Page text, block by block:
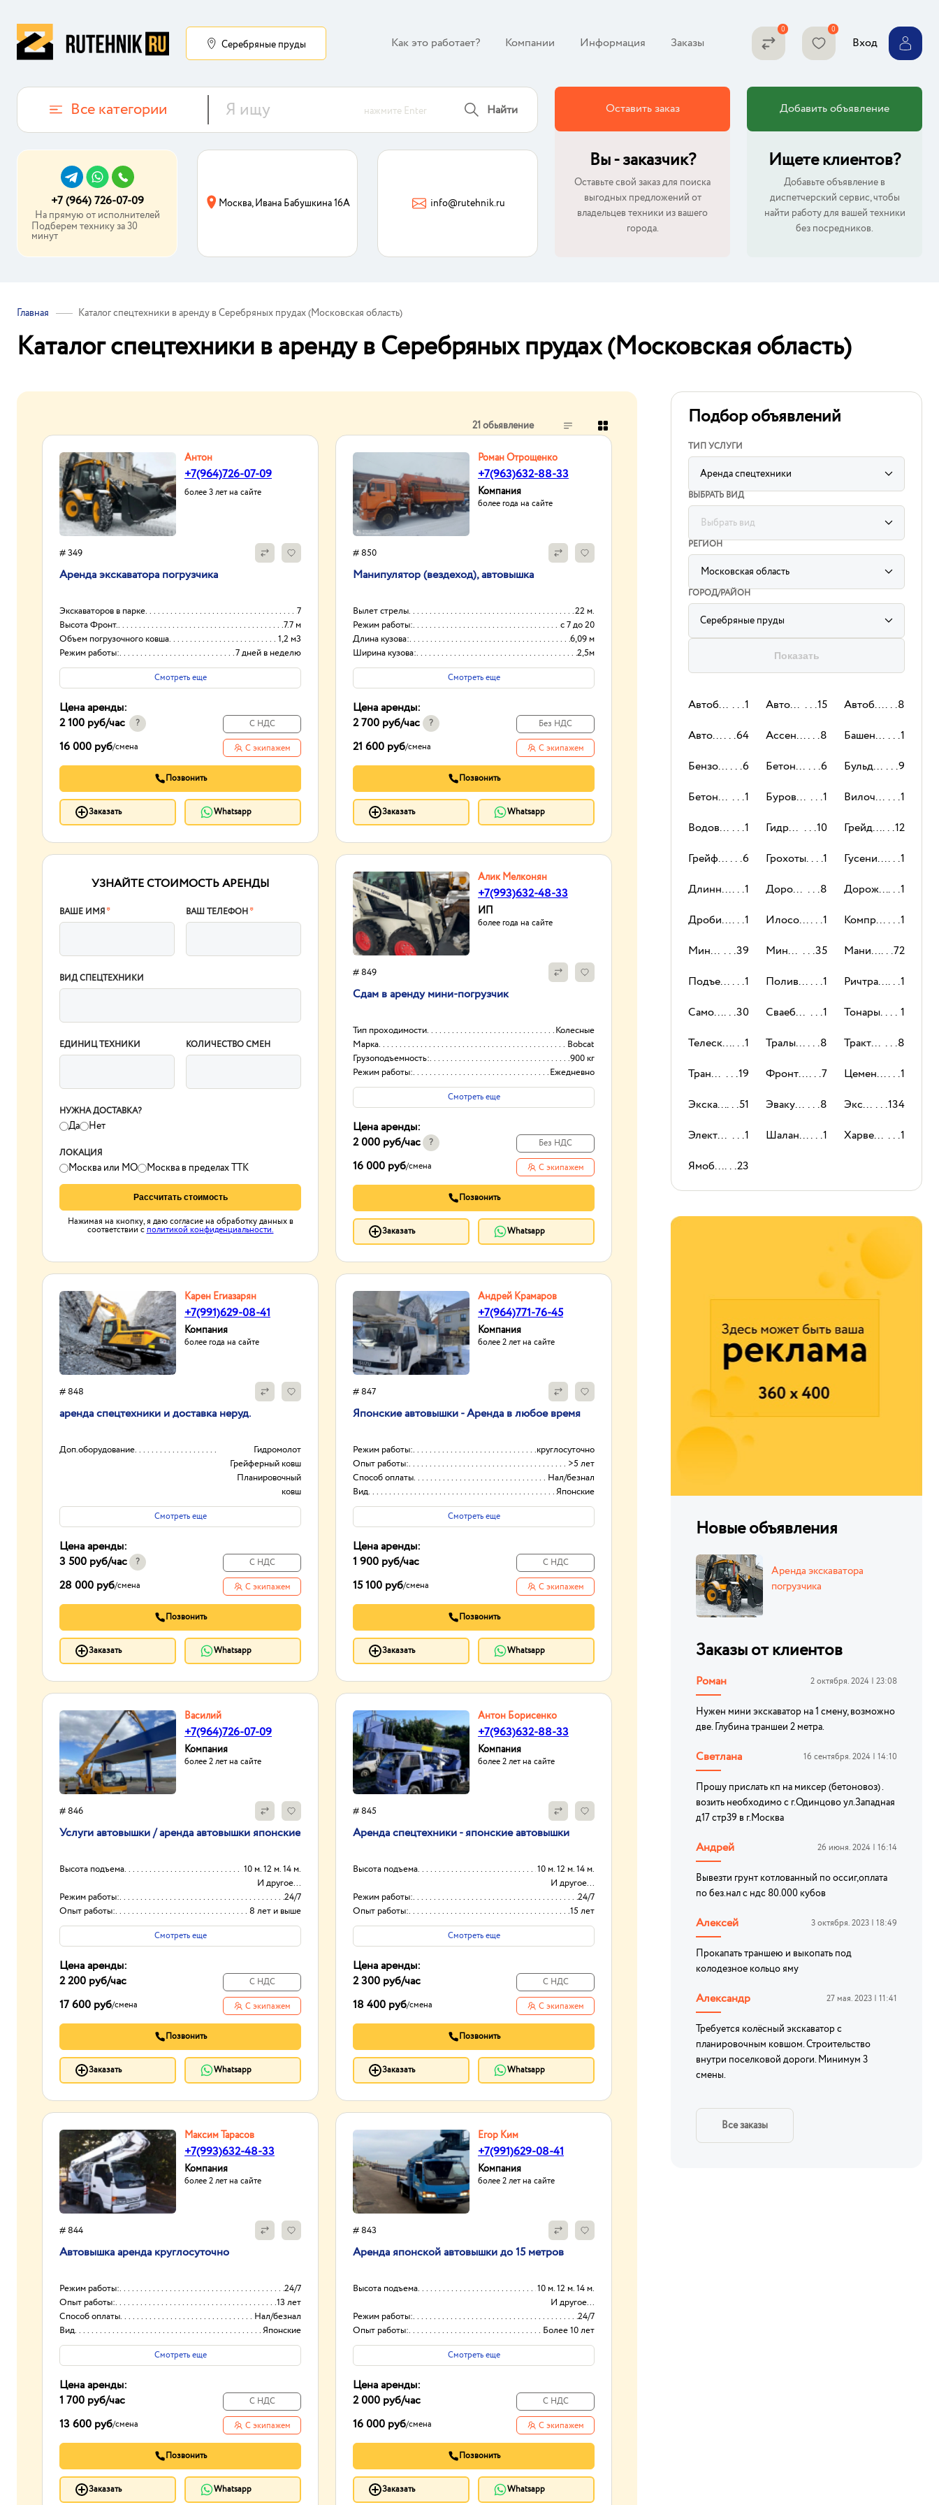
Серебряные пруды Как это работает? Компании Информация Заказы Вход
Все категории нажмите Enter Найти
+7 (964) 726-07-09
На прямую от исполнителей
Подберем технику за 30
минут
Москва, Ивана Бабушкина 16А info@rutehnik.ru
Оставить заказ
Вы - заказчик?
Оставьте свой заказ для поиска
выгодных предложений от
владельцев техники из вашего
города.
Добавить объявление
Ищете клиентов?
Добавьте объявление в
диспетчерский сервис, чтобы
найти работу для вашей техники
без посредников.
Главная Каталог спецтехники в аренду в Серебряных прудах (Московская область)
Каталог спецтехники в аренду в Серебряных прудах (Московская область)
21 обьявление
Антон
+7(964)726-07-09
более 3 лет на сайте
# 349
Аренда экскаватора погрузчика
Экскаваторов в парке
7
Высота Фронт.
7.7 м
Объем погрузочного ковша
1,2 м3
Режим работы:
7 дней в неделю
Смотреть еще
Цена аренды:
2 100 руб/час ?
16 000 руб/смена
С НДС
С экипажем
Позвонить
Заказать Whatsapp
Роман Отрощенко
+7(963)632-88-33
Компания
более года на сайте
# 850
Манипулятор (вездеход), автовышка
Вылет стрелы
22 м.
Режим работы:
с 7 до 20
Длина кузова:
6,09 м
Ширина кузова:
2,5м
Смотреть еще
Цена аренды:
2 700 руб/час ?
21 600 руб/смена
Без НДС
С экипажем
Позвонить
Заказать Whatsapp
УЗНАЙТЕ СТОИМОСТЬ АРЕНДЫ
ВАШЕ ИМЯ* ВАШ ТЕЛЕФОН*
ВИД СПЕЦТЕХНИКИ
ЕДИНИЦ ТЕХНИКИ КОЛИЧЕСТВО СМЕН
НУЖНА ДОСТАВКА?
Да Нет
ЛОКАЦИЯ
Москва или МО Москва в пределах ТТК
Рассчитать стоимость
Нажимая на кнопку, я даю согласие на обработку данных в
соответствии сполитикой конфиденциальности.
Алик Мелконян
+7(993)632-48-33
ИП
более года на сайте
# 849
Сдам в аренду мини-погрузчик
Тип проходимости
Колесные
Марка
Bobcat
Грузоподъемность:
900 кг
Режим работы:
Ежедневно
Смотреть еще
Цена аренды:
2 000 руб/час ?
16 000 руб/смена
Без НДС
С экипажем
Позвонить
Заказать Whatsapp
Карен Егиазарян
+7(991)629-08-41
Компания
более года на сайте
# 848
аренда спецтехники и доставка неруд.
Доп.оборудование
Гидромолот
Грейферный ковш
Планировочный
ковш
И другое...
И другое...
нал/без нал с ндс и
без
Опыт работы:
20лет
Смотреть еще
Цена аренды:
3 500 руб/час ?
28 000 руб/смена
С НДС
С экипажем
Позвонить
Заказать Whatsapp
Андрей Крамаров
+7(964)771-76-45
Компания
более 2 лет на сайте
# 847
Японские автовышки - Аренда в любое время
Режим работы:
круглосуточно
Опыт работы:
>5 лет
Способ оплаты
Нал/безнал
Вид
Японские
Смотреть еще
Цена аренды:
1 900 руб/час
15 100 руб/смена
С НДС
С экипажем
Позвонить
Заказать Whatsapp
Василий
+7(964)726-07-09
Компания
более 2 лет на сайте
# 846
Услуги автовышки / аренда автовышки японские
Высота подъема
10 м. 12 м. 14 м.
И другое...
Режим работы:
24/7
Опыт работы:
8 лет и выше
Способ оплаты
Наличные и
Смотреть еще
Цена аренды:
2 200 руб/час
17 600 руб/смена
С НДС
С экипажем
Позвонить
Заказать Whatsapp
Антон Борисенко
+7(963)632-88-33
Компания
более 2 лет на сайте
# 845
Аренда спецтехники - японские автовышки
Высота подъема
10 м. 12 м. 14 м.
И другое...
Режим работы:
24/7
Опыт работы:
15 лет
Способ оплаты
Нал/безнал
Смотреть еще
Цена аренды:
2 300 руб/час
18 400 руб/смена
С НДС
С экипажем
Позвонить
Заказать Whatsapp
Максим Тарасов
+7(993)632-48-33
Компания
более 2 лет на сайте
# 844
Автовышка аренда круглосуточно
Режим работы:
24/7
Опыт работы:
13 лет
Способ оплаты
Нал/безнал
Вид
Японские
Смотреть еще
Цена аренды:
1 700 руб/час
13 600 руб/смена
С НДС
С экипажем
Позвонить
Заказать Whatsapp
Егор Ким
+7(991)629-08-41
Компания
более 2 лет на сайте
# 843
Аpенда японской aвтовышки дo 15 метрoв
Высота подъема
10 м. 12 м. 14 м.
И другое...
Режим работы:
24/7
Опыт работы:
Более 10 лет
Способ оплаты
Наличный,
Смотреть еще
Цена аренды:
2 000 руб/час
16 000 руб/смена
С НДС
С экипажем
Позвонить
Заказать Whatsapp
Подбор объявлений
ТИП УСЛУГИ
Аренда спецтехники
ВЫБРАТЬ ВИД
Выбрать вид
label
for
sorting
input
РЕГИОН
Московская область
label
for
sorting
input
ГОРОД/РАЙОН
Серебряные пруды
Показать
Автобетоносмесители 1 Автокраны 15 Автобетононасосы
8
Автовышки
64 Ассенизаторы 8 Башенные краны
1
Бензовозы
6 Бетоновозы 6 Бульдозеры
9
Бетоноукладчики
1 Буровые установки 1 Вилочные погрузчики
1
Водовозы
1 Гидромолоты 10 Грейдеры
12
Грейферы
6 Грохоты 1 Гусеничные краны
1
Длинномеры
1 Дорожные катки 8 Дорожные фрезы
1
Дробилки
1 Илососы 1 Компрессоры
1
Мини-погрузчики
39 Мини-экскаваторы 35 Манипуляторы
72
Подъемники
1 Поливомоечные машины 1 Ричтраки
1
Самосвалы
30 Сваебойные машины 1 Тонары
1
Телескопические погрузчики
1 Тралы и низкорамные платформы 8 Тракторы
8
Траншеекопатели
19 Фронтальный погрузчик 7 Цементовозы
1
Экскаваторы-погрузчики
51 Эвакуаторы 8 Экскаваторы
134
Электропогрузчики
1 Шаланды 1 Харвестеры
1
Ямобуры
23
Новые объявления
Аренда экскаватора
погрузчика
Заказы от клиентов
Роман 2 октября. 2024 | 23:08
Нужен мини экскаватор на 1 смену, возможно
две. Глубина траншеи 2 метра.
Светлана 16 сентября. 2024 | 14:10
Прошу прислать кп на миксер (бетоновоз) .
возить необходимо с г.Одинцово ул.Западная
д17 стр39 в г.Москва
Андрей 26 июня. 2024 | 16:14
Вывезти грунт котлованный по оссиг,оплата
по без.нал с ндс 80.000 кубов
Алексей 3 октября. 2023 | 18:49
Прокапать траншею и выкопать под
колодезное кольцо яму
Александр 27 мая. 2023 | 11:41
Требуется колёсный экскаватор с
планировочным ковшом. Строительство
внутри поселковой дороги. Минимум 3
смены.
Все заказы